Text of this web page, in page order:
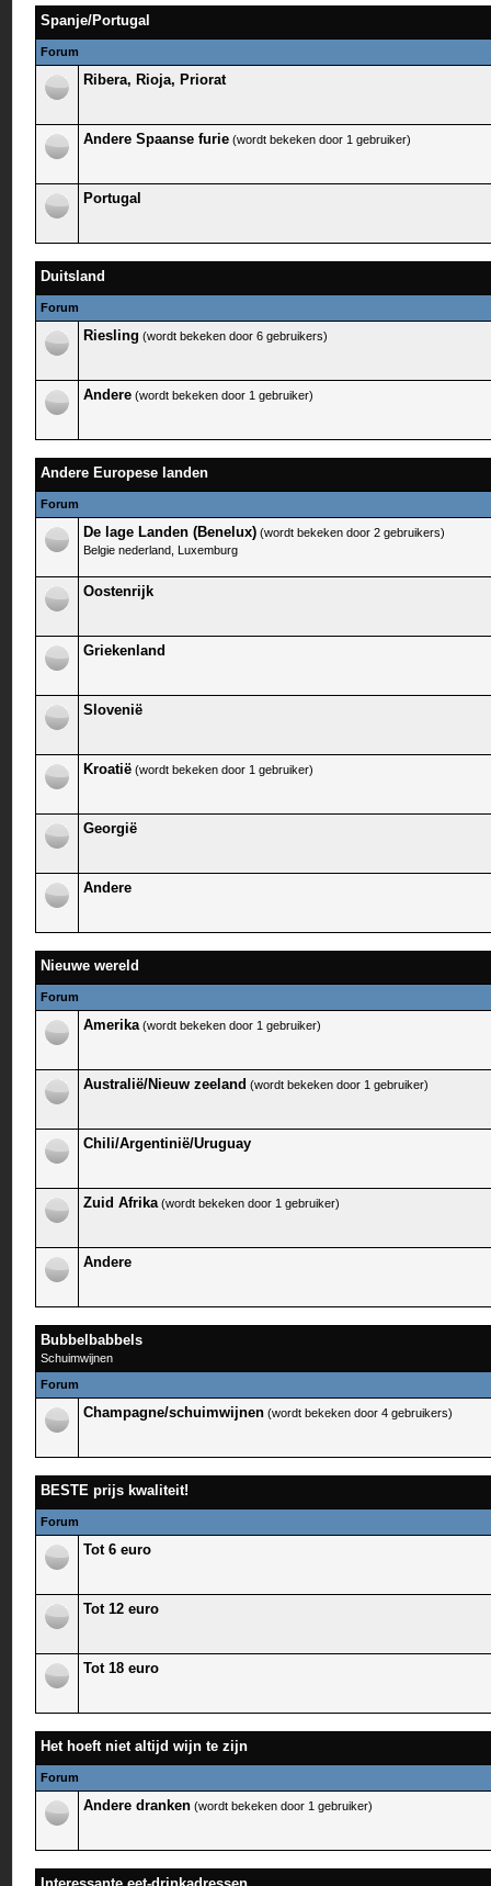
Spanje/Portugal
Forum
Ribera, Rioja, Priorat
Andere Spaanse furie (wordt bekeken door 1 gebruiker)
Portugal
Duitsland
Forum
Riesling (wordt bekeken door 6 gebruikers)
Andere (wordt bekeken door 1 gebruiker)
Andere Europese landen
Forum
De lage Landen (Benelux) (wordt bekeken door 2 gebruikers)
Belgie nederland, Luxemburg
Oostenrijk
Griekenland
Slovenië
Kroatië (wordt bekeken door 1 gebruiker)
Georgië
Andere
Nieuwe wereld
Forum
Amerika (wordt bekeken door 1 gebruiker)
Australië/Nieuw zeeland (wordt bekeken door 1 gebruiker)
Chili/Argentinië/Uruguay
Zuid Afrika (wordt bekeken door 1 gebruiker)
Andere
Bubbelbabbels
Schuimwijnen
Forum
Champagne/schuimwijnen (wordt bekeken door 4 gebruikers)
BESTE prijs kwaliteit!
Forum
Tot 6 euro
Tot 12 euro
Tot 18 euro
Het hoeft niet altijd wijn te zijn
Forum
Andere dranken (wordt bekeken door 1 gebruiker)